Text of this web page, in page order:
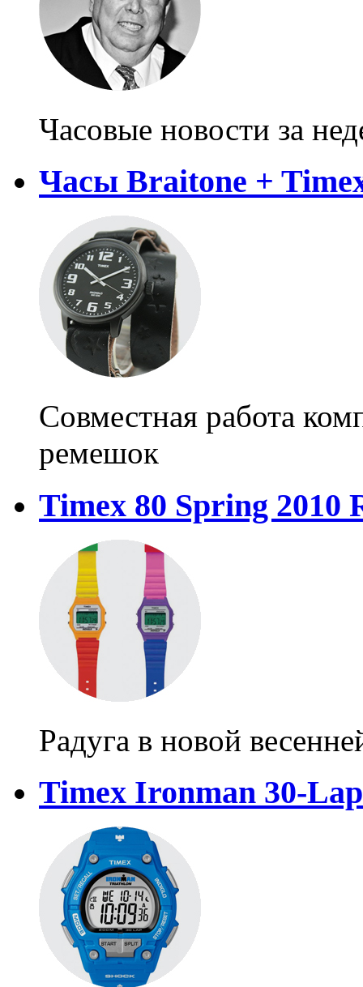
Часовые новости за
Часы Braitone +
Совместная работа
ремешок
Timex 80 Spring 2010
Радуга в новой
Timex Ironman 30-Lap